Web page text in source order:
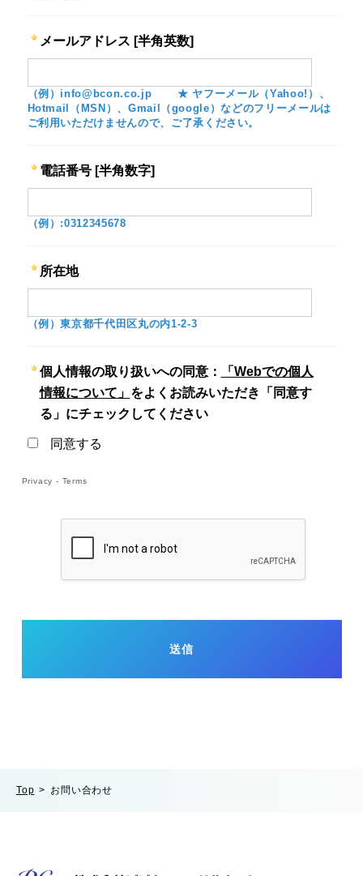
メールアドレス [半角英数]
（例）info@bcon.co.jp ★ ヤフーメール（Yahoo!）、
Hotmail（MSN）、Gmail（google）などのフリーメールは
ご利用いただけませんので、ご了承ください。
電話番号 [半角数字]
（例）:0312345678
所在地
（例）東京都千代田区丸の内1-2-3
個人情報の取り扱いへの同意：
「Webでの個人
情報について」 をよくお読みいただき「同意す
る」にチェックしてください
同意する
Privacy - Terms
Top お問い合わせ